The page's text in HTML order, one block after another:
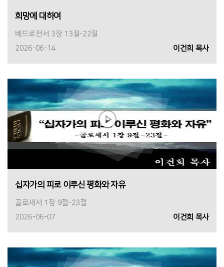
희망에 대하여
베드로전서 3장 13절-22절
2026-06-14
이건희 목사
십자가의 피로 이루신 평화와 자유
골로새서 1장 9절-23절
2026-06-07
이건희 목사